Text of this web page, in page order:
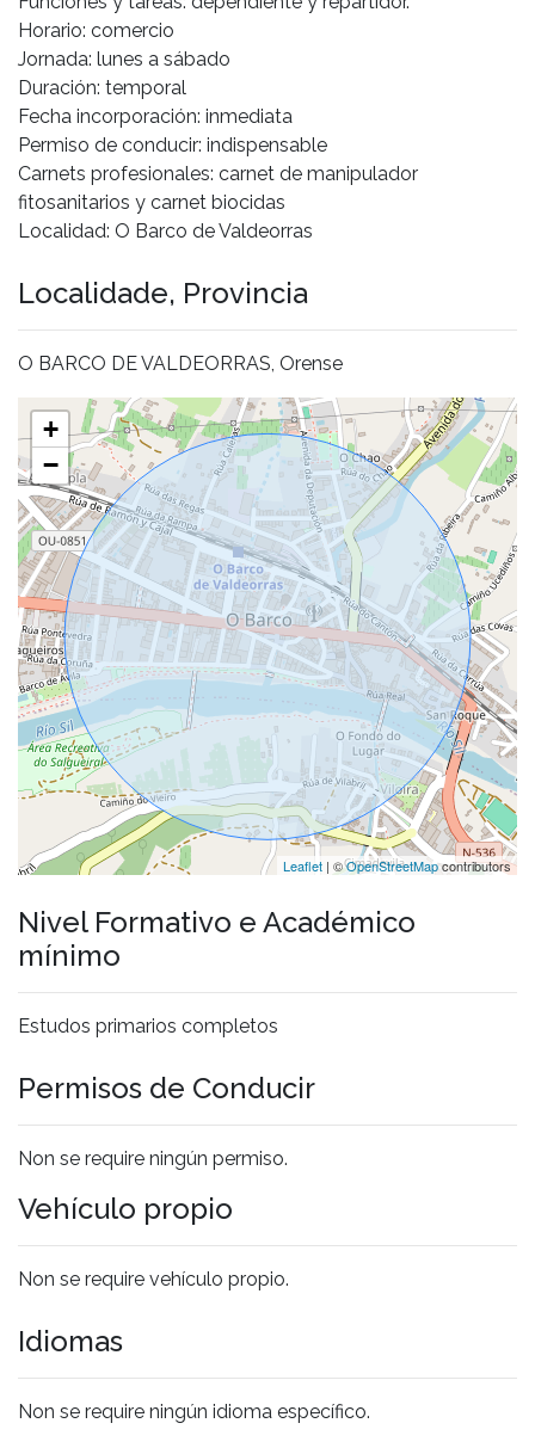
Horario: comercio
Jornada: lunes a sábado
Duración: temporal
Fecha incorporación: inmediata
Permiso de conducir: indispensable
Carnets profesionales: carnet de manipulador
fitosanitarios y carnet biocidas
Localidad: O Barco de Valdeorras
Localidade, Provincia
O BARCO DE VALDEORRAS, Orense
+
−
Leaflet | ©OpenStreetMapcontributors
Nivel Formativo e Académico
mínimo
Estudos primarios completos
Permisos de Conducir
Non se require ningún permiso.
Vehículo propio
Non se require vehículo propio.
Idiomas
Non se require ningún idioma específico.